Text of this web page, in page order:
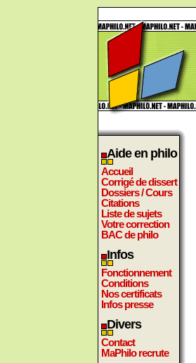
Aide en philo
Accueil
Corrigé de dissert
Dossiers / Cours
Citations
Liste de sujets
Votre correction
BAC de philo
Infos
Fonctionnement
Conditions
Nos certificats
Infos presse
Divers
Contact
MaPhilo recrute